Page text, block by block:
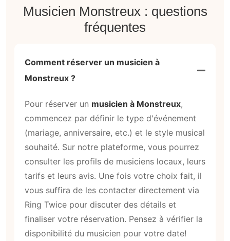
Musicien Monstreux : questions
fréquentes
Comment réserver un musicien à
Monstreux ?
Pour réserver un musicien à Monstreux,
commencez par définir le type d'événement
(mariage, anniversaire, etc.) et le style musical
souhaité. Sur notre plateforme, vous pourrez
consulter les profils de musiciens locaux, leurs
tarifs et leurs avis. Une fois votre choix fait, il
vous suffira de les contacter directement via
Ring Twice pour discuter des détails et
finaliser votre réservation. Pensez à vérifier la
disponibilité du musicien pour votre date!